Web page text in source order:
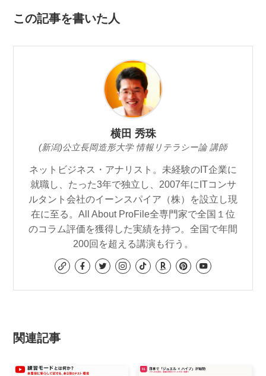
この記事を書いた人
横田 秀珠
(新潟)公立長岡造形大学 情報リテラシー論 講師
ネットビジネス・アナリスト。未経験のIT企業に
就職し、たった3年で独立し、2007年にITコンサ
ルタント会社のイーンスパイア（株）を設立し現
在に至る。All About ProFile全専門家で全国１位
のコラム評価を獲得した実績を持つ。全国で年間
200回を超える講演も行う。
関連記事